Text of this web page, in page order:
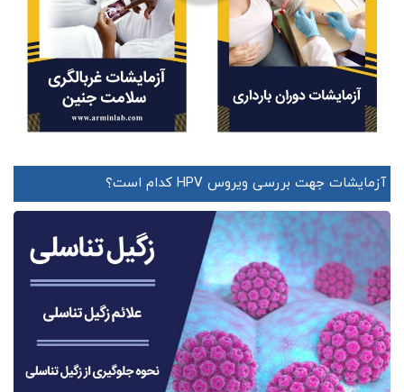
آزمایشات جهت بررسی ویروس HPV کدام است؟